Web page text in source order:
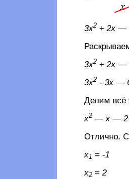
3x2+ 2x—
Раскрываем
3x2+ 2x—
3x2- 3x—
Делим всё
х2— х — 2
Отлично.
х1 = -1
х2= 2